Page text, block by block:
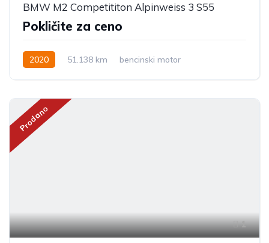
BMW M2 Competititon Alpinweiss 3 S55
Pokličite za ceno
2020 51.138 km bencinski motor
Prodano
1